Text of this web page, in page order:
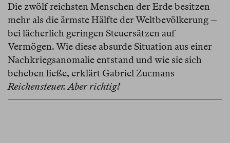
Die zwölf reichsten Menschen der Erde besitzen
mehr als die ärmste Hälfte der Weltbevölkerung –
bei lächerlich geringen Steuersätzen auf
Vermögen. Wie diese absurde Situation aus einer
Nachkriegsanomalie entstand und wie sie sich
beheben ließe, erklärt Gabriel Zucmans
Reichensteuer. Aber richtig!